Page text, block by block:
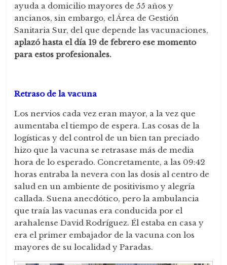
ayuda a domicilio mayores de 55 años y
ancianos, sin embargo, el Área de Gestión
Sanitaria Sur, del que depende las vacunaciones,
aplazó hasta el día 19 de febrero ese momento
para estos profesionales.
Retraso de la vacuna
Los nervios cada vez eran mayor, a la vez que
aumentaba el tiempo de espera. Las cosas de la
logísticas y del control de un bien tan preciado
hizo que la vacuna se retrasase más de media
hora de lo esperado. Concretamente, a las 09:42
horas entraba la nevera con las dosis al centro de
salud en un ambiente de positivismo y alegría
callada. Suena anecdótico, pero la ambulancia
que traía las vacunas era conducida por el
arahalense David Rodríguez. Él estaba en casa y
era el primer embajador de la vacuna con los
mayores de su localidad y Paradas.